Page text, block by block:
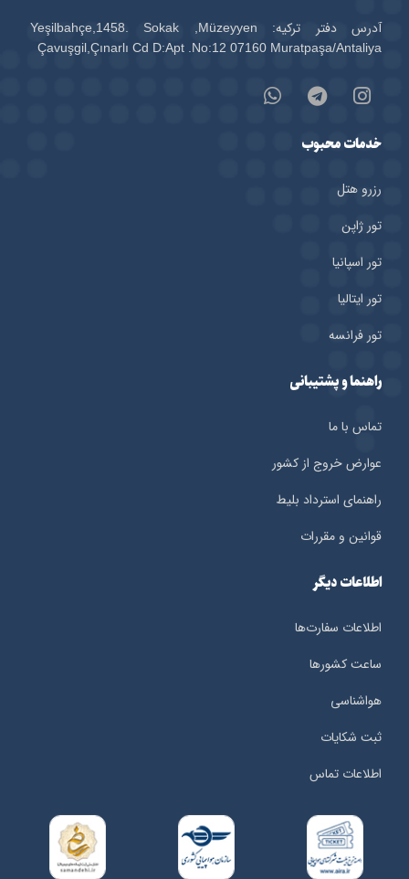
آدرس دفتر ترکیه: Yeşilbahçe,1458. Sokak ,Müzeyyen
Çavuşgil,Çınarlı Cd D:Apt .No:12 07160 Muratpaşa/Antaliya
خدمات محبوب
رزرو هتل‌
تور ژاپن
تور اسپانیا
تور ایتالیا
تور فرانسه
راهنما و پشتیبانی
تماس با ما
عوارض خروج از کشور
راهنمای استرداد بلیط
قوانین و مقررات
اطلاعات دیگر
اطلاعات سفارت‌ها
ساعت کشورها
هواشناسی
ثبت شکایات
اطلاعات تماس